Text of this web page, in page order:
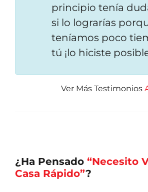
principio tenía
si lo lograrías
teníamos poco
tú ¡lo hiciste
Ver Más Testimonios
¿Ha Pensado “Necesito
Casa Rápido”?